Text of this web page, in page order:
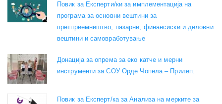
Повик за Експерти/ки за имплементација на
програма за основни вештини за
претприемништво, пазарни, финансиски и деловни
вештини и самовработување
Донација за опрема за еко катче и мерни
инструменти за СОУ Орде Чопела – Прилеп.
Повик за Експерт/ка за Анализа на мерките за